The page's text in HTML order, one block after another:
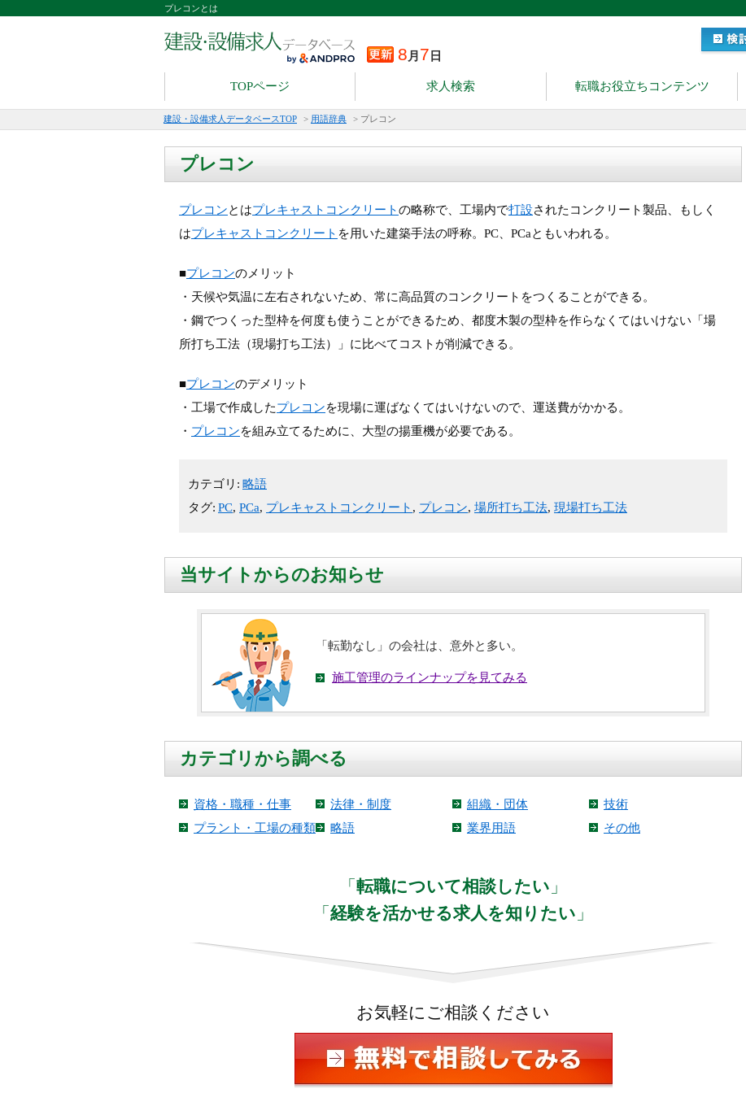
プレコンとは
8 月 7 日
TOPページ 求人検索 転職お役立ちコンテンツ
建設・設備求人データベースTOP > 用語辞典 > プレコン
プレコン
プレコンとはプレキャストコンクリートの略称で、工場内で打設されたコンクリート製品、もしく
はプレキャストコンクリート を用いた建築手法の呼称。PC、PCaともいわれる。
■プレコンのメリット
・天候や気温に左右されないため、常に高品質のコンクリートをつくることができる。
・鋼でつくった型枠を何度も使うことができるため、都度木製の型枠を作らなくてはいけない「場
所打ち工法（現場打ち工法）」に比べてコストが削減できる。
■プレコンのデメリット
・工場で作成したプレコンを現場に運ばなくてはいけないので、運送費がかかる。
・ プレコンを組み立てるために、大型の揚重機が必要である。
カテゴリ: 略語
タグ: PC, PCa, プレキャストコンクリート , プレコン, 場所打ち工法, 現場打ち工法
当サイトからのお知らせ
「転勤なし」の会社は、意外と多い。
施工管理のラインナップを見てみる
カテゴリから調べる
資格・職種・仕事 法律・制度 組織・団体
技術
プラント・工場の種類
略語 業界用語 その他
「 転職について相談したい 」
「 経験を活かせる求人を知りたい 」
お気軽にご相談ください